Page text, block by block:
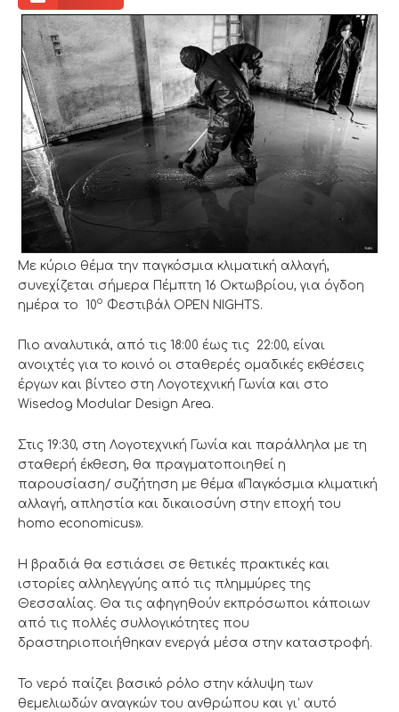
Με κύριο θέμα την παγκόσμια κλιματική αλλαγή,
συνεχίζεται σήμερα Πέμπτη 16 Οκτωβρίου, για όγδοη
ημέρα το 10ο Φεστιβάλ OPEN NIGHTS.
Πιο αναλυτικά, από τις 18:00 έως τις 22:00, είναι
ανοιχτές για το κοινό οι σταθερές ομαδικές εκθέσεις
έργων και βίντεο στη Λογοτεχνική Γωνία και στο
Wisedog Modular Design Area.
Στις 19:30, στη Λογοτεχνική Γωνία και παράλληλα με τη
σταθερή έκθεση, θα πραγματοποιηθεί η
παρουσίαση/ συζήτηση με θέμα «Παγκόσμια κλιματική
αλλαγή, απληστία και δικαιοσύνη στην εποχή του
homo economicus».
Η βραδιά θα εστιάσει σε θετικές πρακτικές και
ιστορίες αλληλεγγύης από τις πλημμύρες της
Θεσσαλίας. Θα τις αφηγηθούν εκπρόσωποι κάποιων
από τις πολλές συλλογικότητες που
δραστηριοποιήθηκαν ενεργά μέσα στην καταστροφή.
Το νερό παίζει βασικό ρόλο στην κάλυψη των
θεμελιωδών αναγκών του ανθρώπου και γι’ αυτό